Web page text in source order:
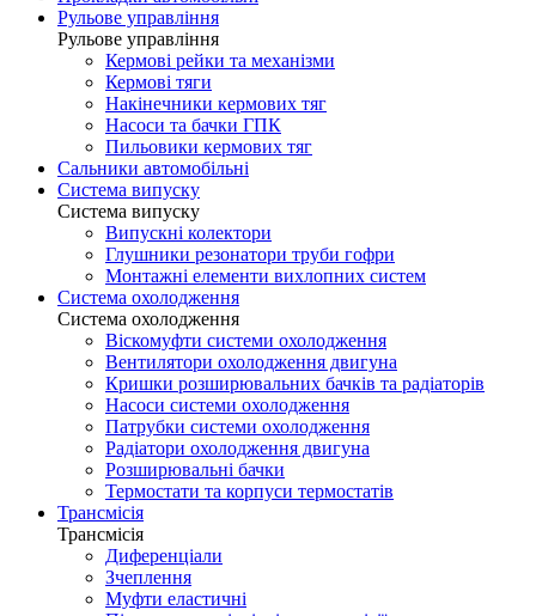
Рульове управління
Рульове управління
Кермові рейки та механізми
Кермові тяги
Накінечники кермових тяг
Насоси та бачки ГПК
Пильовики кермових тяг
Сальники автомобільні
Система випуску
Система випуску
Випускні колектори
Глушники резонатори труби гофри
Монтажні елементи вихлопних систем
Система охолодження
Система охолодження
Віскомуфти системи охолодження
Вентилятори охолодження двигуна
Кришки розширювальних бачків та радіаторів
Насоси системи охолодження
Патрубки системи охолодження
Радіатори охолодження двигуна
Розширювальні бачки
Термостати та корпуси термостатів
Трансмісія
Трансмісія
Диференціали
Зчеплення
Муфти еластичні